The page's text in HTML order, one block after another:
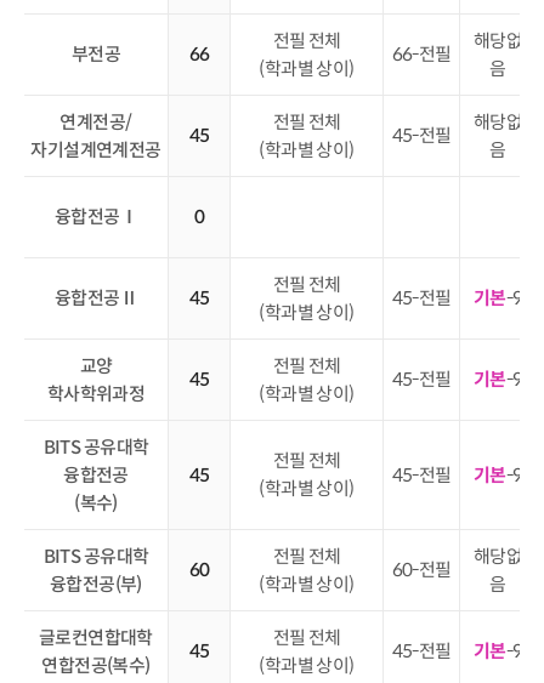
부전공 66
전필 전체
(학과별 상이)
66-전필
해당없
음
연계전공/
자기설계연계전공
45
전필 전체
(학과별 상이)
45-전필
해당없
음
융합전공 Ⅰ 0
융합전공 Ⅱ 45
전필 전체
(학과별 상이)
45-전필 기본-9
교양
학사학위과정
45
전필 전체
(학과별 상이)
45-전필 기본-9
BITS공유대학
융합전공
(복수)
45
전필 전체
(학과별 상이)
45-전필 기본-9
BITS공유대학
융합전공(부)
60
전필 전체
(학과별 상이)
60-전필
해당없
음
글로컨연합대학
연합전공(복수)
45
전필 전체
(학과별 상이)
45-전필 기본-9